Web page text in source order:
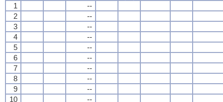
1
--
2
--
3
--
4
--
5
--
6
--
7
--
8
--
9
--
10
--